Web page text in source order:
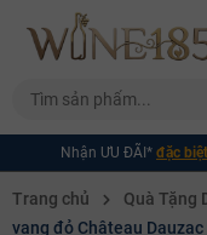
Nhận ƯU ĐÃI* đặc biệt
Trang chủ Quà Tặng
vang đỏ Château